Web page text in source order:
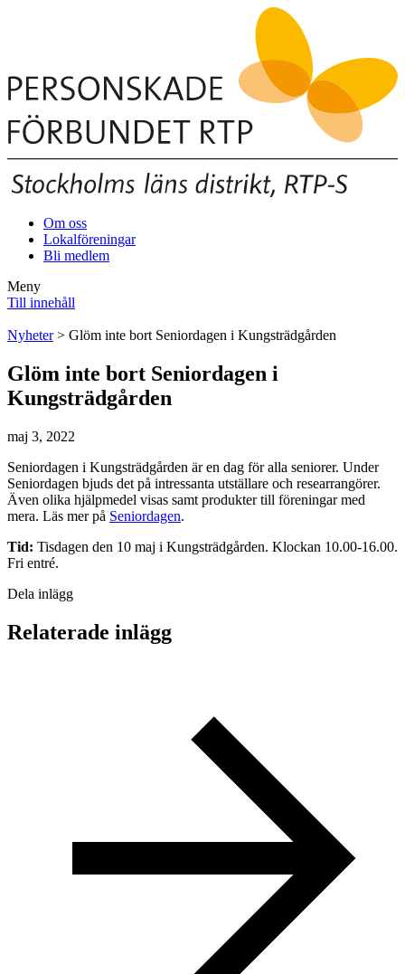
Om oss
Lokalföreningar
Bli medlem
Meny
Till innehåll
Nyheter> Glöm inte bort Seniordagen i Kungsträdgården
Glöm inte bort Seniordagen i
Kungsträdgården
maj 3, 2022
Seniordagen i Kungsträdgården är en dag för alla seniorer. Under
Seniordagen bjuds det på intressanta utställare och researrangörer.
Även olika hjälpmedel visas samt produkter till föreningar med
mera. Läs mer på Seniordagen.
Tid: Tisdagen den 10 maj i Kungsträdgården. Klockan 10.00-16.00.
Fri entré.
Dela inlägg
Relaterade inlägg